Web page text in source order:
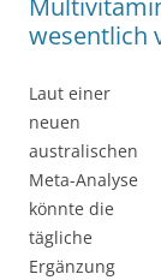
wesentlich
Laut einer
neuen
australischen
Meta-Analyse
könnte die
tägliche
Ergänzung